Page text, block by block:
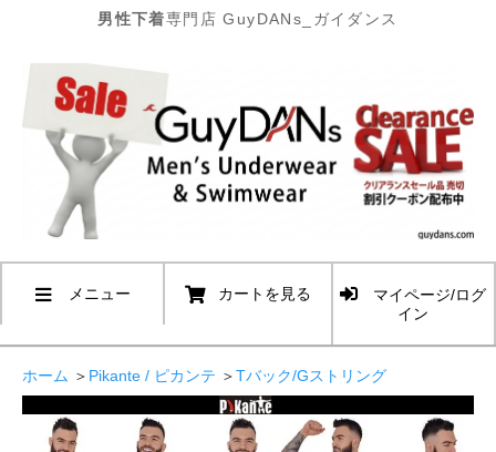
男性下着専門店 GuyDANs_ガイダンス
メニュー カートを見る
マイページ/ログ
イン
ホーム ＞ Pikante / ピカンテ ＞Tバック/Gストリング